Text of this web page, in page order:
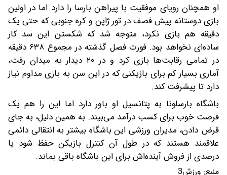
او همچنان رویای موفقیت با پیراهن بارسا را دارد اما در اولین
بازی دوستانه پیش فصف در تور ژاپن و کره جنوبی که حتی یک
دقیقه هم بازی نکرد، متوجه شد که شکستن این سد کار
ساده‌ای نخواهد بود. فورت فصل گذشته در مجموع ۶۳۸ دقیقه
در تمامی رقابت‌ها بازی کرد و در ۲۰ دیدار به میدان رفت،
آماری بسیار کم برای بازیکنی که در این سن به بازی مداوم نیاز
دارد تا پیشرفت کند.
باشگاه بارسلونا به پتانسیل او باور دارد اما این را هم یک
فرصت خوب برای کسب درآمد می‌بیند. به همین دلیل، به‌ جای
قرض دادن، مدیران ورزشی این باشگاه بیشتر به انتقالی دائمی
علاقمند هستند که در طول آن کنترل بازیکن حفظ شود یا
درصدی از فروش آینده‌اش برای این باشگاه باقی بماند.
منبع: ورزش3